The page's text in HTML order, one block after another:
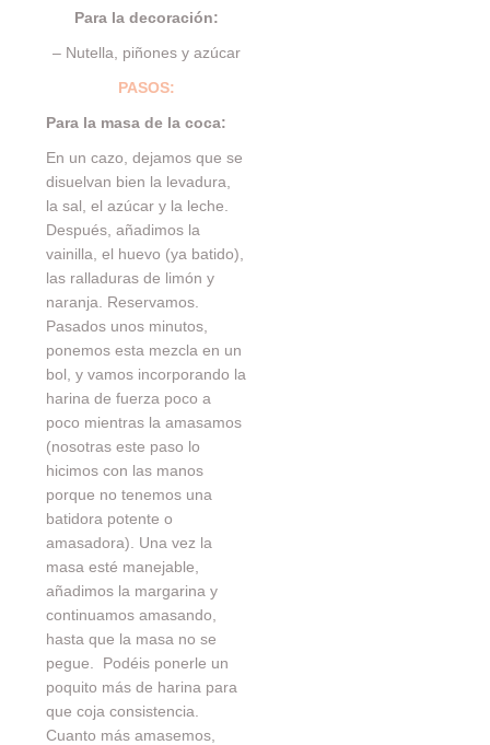
Para la decoración:
– Nutella, piñones y azúcar
PASOS:
Para la masa de la coca:
En un cazo, dejamos que se
disuelvan bien la levadura,
la sal, el azúcar y la leche.
Después, añadimos la
vainilla, el huevo (ya batido),
las ralladuras de limón y
naranja. Reservamos.
Pasados unos minutos,
ponemos esta mezcla en un
bol, y vamos incorporando la
harina de fuerza poco a
poco mientras la amasamos
(nosotras este paso lo
hicimos con las manos
porque no tenemos una
batidora potente o
amasadora). Una vez la
masa esté manejable,
añadimos la margarina y
continuamos amasando,
hasta que la masa no se
pegue. Podéis ponerle un
poquito más de harina para
que coja consistencia.
Cuanto más amasemos,